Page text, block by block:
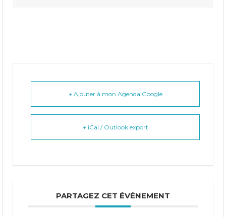
+ Ajouter à mon Agenda Google
+ iCal / Outlook export
PARTAGEZ CET ÉVÉNEMENT